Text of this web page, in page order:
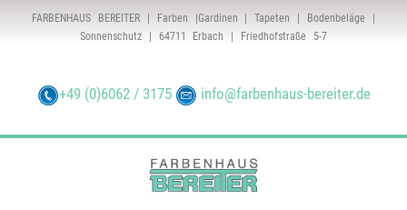
FARBENHAUS BEREITER | Farben |Gardinen | Tapeten | Bodenbeläge |
Sonnenschutz | 64711 Erbach | Friedhofstraße 5-7
+49 (0)6062 / 3175 info@farbenhaus-bereiter.de